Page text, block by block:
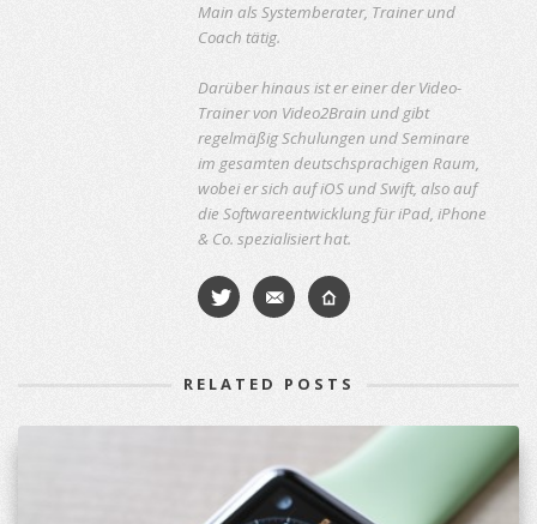
Main als Systemberater, Trainer und
Coach tätig.
Darüber hinaus ist er einer der Video-
Trainer von Video2Brain und gibt
regelmäßig Schulungen und Seminare
im gesamten deutschsprachigen Raum,
wobei er sich auf iOS und Swift, also auf
die Softwareentwicklung für iPad, iPhone
& Co. spezialisiert hat.
RELATED POSTS